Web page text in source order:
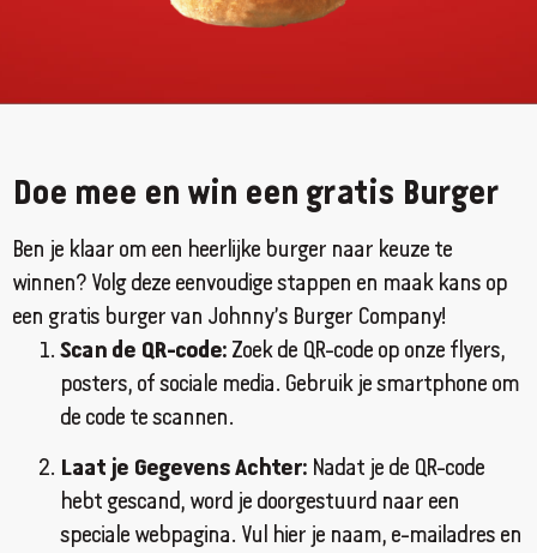
Doe mee en win een gratis Burger
Ben je klaar om een heerlijke burger naar keuze te
winnen? Volg deze eenvoudige stappen en maak kans op
een gratis burger van Johnny’s Burger Company!
Scan de QR-code: Zoek de QR-code op onze flyers,
posters, of sociale media. Gebruik je smartphone om
de code te scannen.
Laat je Gegevens Achter: Nadat je de QR-code
hebt gescand, word je doorgestuurd naar een
speciale webpagina. Vul hier je naam, e-mailadres en